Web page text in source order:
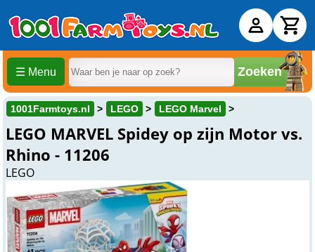
☰ Menu Zoeken
1001Farmtoys.nl LEGO LEGO Marvel
LEGO MARVEL Spidey op zijn Motor vs.
Rhino - 11206
LEGO